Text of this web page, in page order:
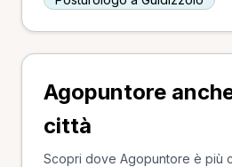
Agopuntore
città
Scopri dove Agopuntore è più